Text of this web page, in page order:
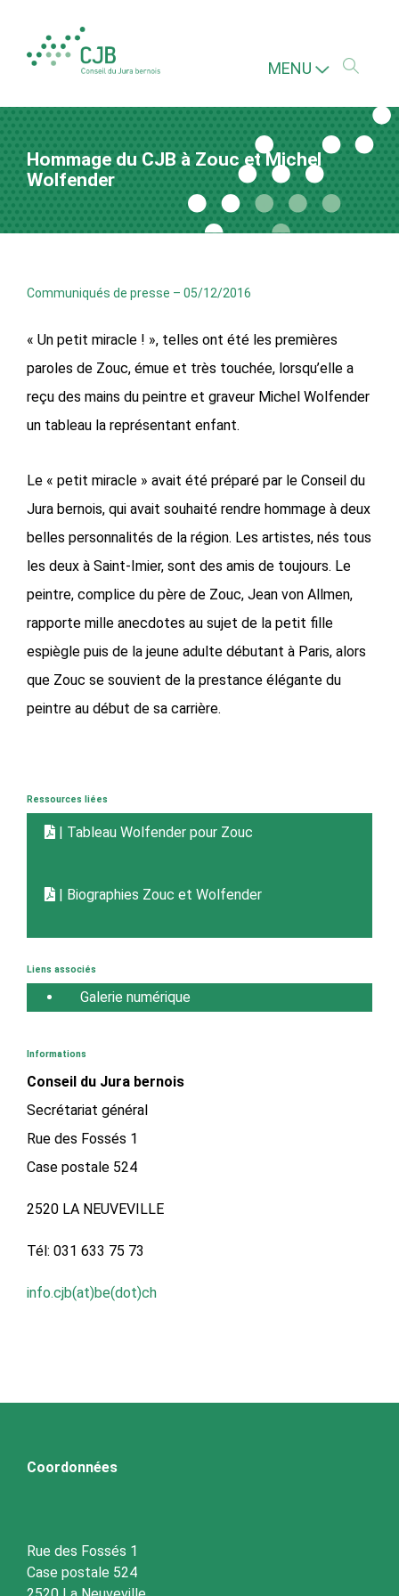
MENU
Hommage du CJB à Zouc et Michel
Wolfender
Communiqués de presse – 05/12/2016
« Un petit miracle ! », telles ont été les premières
paroles de Zouc, émue et très touchée, lorsqu’elle a
reçu des mains du peintre et graveur Michel Wolfender
un tableau la représentant enfant.
Le « petit miracle » avait été préparé par le Conseil du
Jura bernois, qui avait souhaité rendre hommage à deux
belles personnalités de la région. Les artistes, nés tous
les deux à Saint-Imier, sont des amis de toujours. Le
peintre, complice du père de Zouc, Jean von Allmen,
rapporte mille anecdotes au sujet de la petit fille
espiègle puis de la jeune adulte débutant à Paris, alors
que Zouc se souvient de la prestance élégante du
peintre au début de sa carrière.
Ressources liées
| Tableau Wolfender pour Zouc
| Biographies Zouc et Wolfender
Liens associés
Galerie numérique
Informations
Conseil du Jura bernois
Secrétariat général
Rue des Fossés 1
Case postale 524
2520 LA NEUVEVILLE
Tél: 031 633 75 73
info.cjb(at)be(dot)ch
Coordonnées
Rue des Fossés 1
Case postale 524